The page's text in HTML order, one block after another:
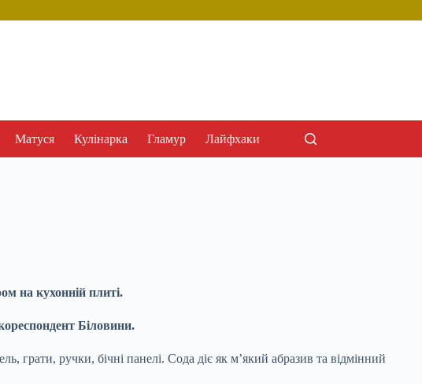
Матуся Кулінарка Гламур Лайфхаки
на кухонній плиті.
Біловини.
грати, ручки, бічні панелі. Сода діє як м’який абразив та відмінний